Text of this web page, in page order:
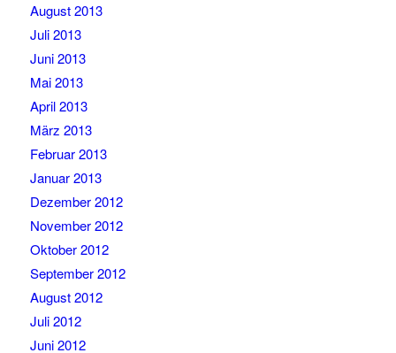
August 2013
Juli 2013
Juni 2013
Mai 2013
April 2013
März 2013
Februar 2013
Januar 2013
Dezember 2012
November 2012
Oktober 2012
September 2012
August 2012
Juli 2012
Juni 2012